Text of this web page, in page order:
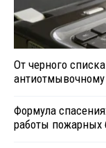
От черного
Формула
работы пожарных